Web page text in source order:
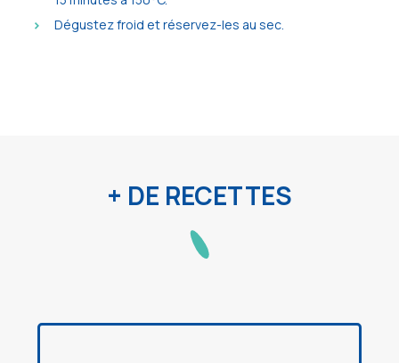
Dégustez froid et réservez-les au sec.
+ DE RECETTES